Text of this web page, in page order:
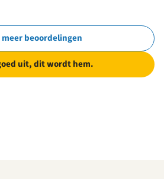
meer beoordelingen
uit, dit wordt hem.